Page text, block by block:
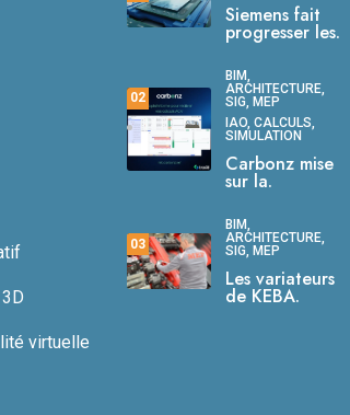
virtuelle
Siemens fait
progresser les.
02
BIM,
ARCHITECTURE,
SIG, MEP
IAO, CALCULS,
SIMULATION
Carbonz mise
sur la.
03
BIM,
ARCHITECTURE,
SIG, MEP
Les variateurs
de KEBA.